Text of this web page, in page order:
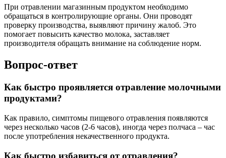
При отравлении магазинным продуктом необходимо
обращаться в контролирующие органы. Они проводят
проверку производства, выявляют причину жалоб. Это
помогает повысить качество молока, заставляет
производителя обращать внимание на соблюдение норм.
Вопрос-ответ
Как быстро проявляется отравление молочными
продуктами?
Как правило, симптомы пищевого отравления появляются
через несколько часов (2-6 часов), иногда через полчаса – час
после употребления некачественного продукта.
Как быстро избавиться от отравления?